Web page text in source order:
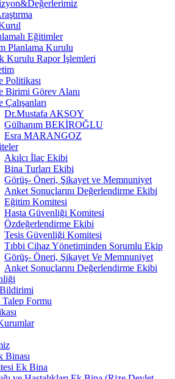
Eğitimler
Planlama Kurulu
Kurulu Rapor İşlemleri
Politikası
Birimi Görev Alanı
Çalışanları
Dr.Mustafa AKSOY
Gülhanım BEKİROĞLU
Esra MARANGOZ
Akılcı İlaç Ekibi
Bina Turları Ekibi
Görüş- Öneri, Şikayet ve Memnuniyet
Anket Sonuçlarını Değerlendirme Ekibi
Eğitim Komitesi
Hasta Güvenliği Komitesi
Özdeğerlendirme Ekibi
Tesis Güvenliği Komitesi
Tıbbi Cihaz Yönetiminden Sorumlu Ekip
Görüş- Öneri, Şikayet Ve Memnuniyet
Anket Sonuçlarını Değerlendirme Ekibi
Formu
Binası
Ek Bina